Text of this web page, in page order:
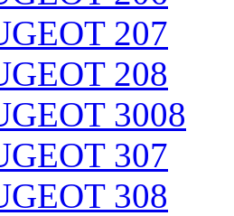
207
208
3008
307
308